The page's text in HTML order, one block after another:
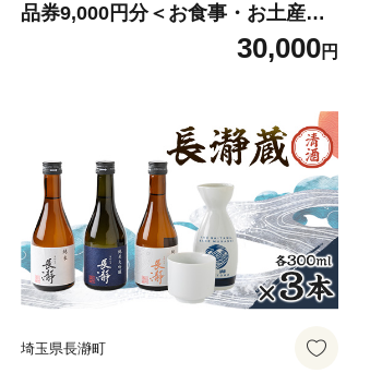
品券9,000円分＜お食事・お土産
品・体験＞にも利用できます【120
30,000円
埼玉県長瀞町